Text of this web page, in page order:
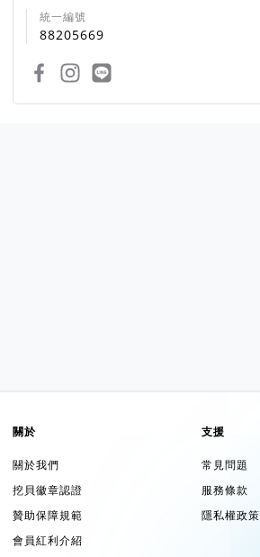
統一編號
88205669
關於
關於我們
挖貝徽章認證
贊助保障規範
會員紅利介紹
支援
常見問題
服務條款
隱私權政策